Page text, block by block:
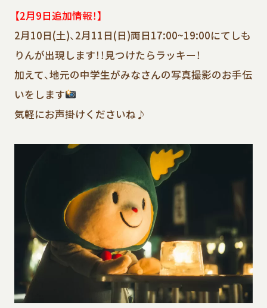
【2月9日追加情報！】
2月10日(土)、2月11日(日)両日17:00~19:00にてしも
りんが出現します！！見つけたらラッキー！
加えて、地元の中学生がみなさんの写真撮影のお手伝
いをします
気軽にお声掛けくださいね♪